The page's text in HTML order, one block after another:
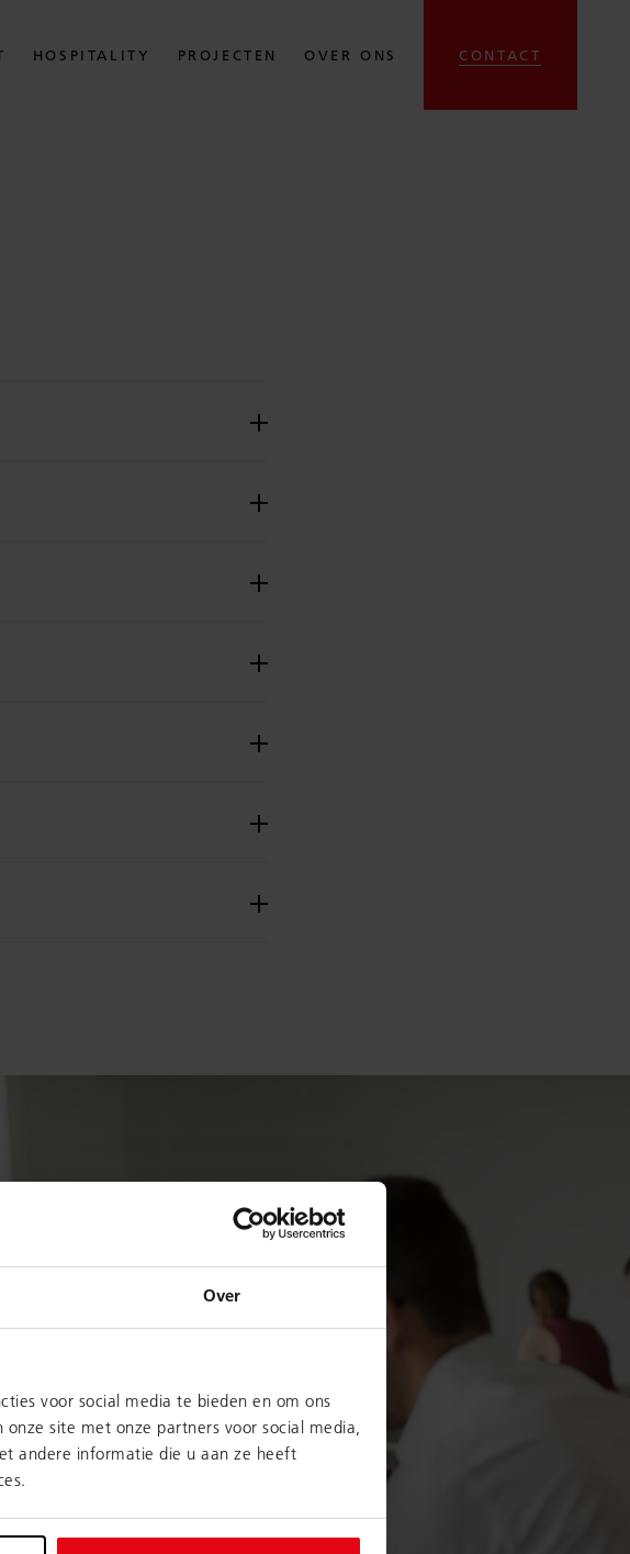
Over
voor social media te bieden en om ons
site met onze partners voor social media,
andere informatie die u aan ze heeft
HOSPITALITY PROJECTEN OVER ONS CONTACT